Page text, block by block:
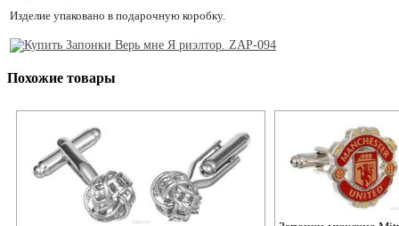
Изделие упаковано в подарочную коробку.
Похожие товары